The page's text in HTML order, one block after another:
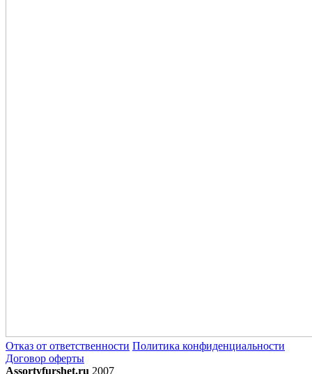
Отказ от ответственности Политика конфиденциальности
Договор оферты
Assortyfurshet.ru 2007